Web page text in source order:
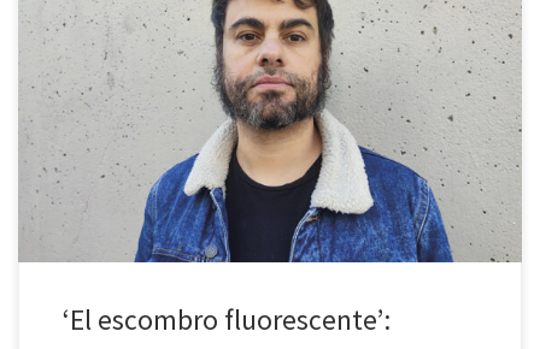
La Huella Digital agradece enormemente a Sergio C. Fanjul y a la
editorial Letraversal la entrevista que nos han permitido realizar y
el tiempo que nos han dedicado. Asimismo, agradecemos a Rocío
Martínez sus interesantes preguntas surgidas a raíz de la lectura de
la última obra del autor: El escombro […]
‘El escombro fluorescente’: